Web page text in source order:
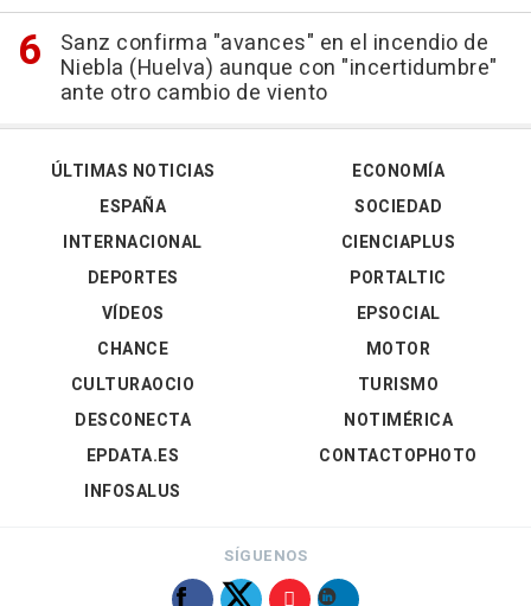
Sanz confirma "avances" en el incendio de
Niebla (Huelva) aunque con "incertidumbre"
ante otro cambio de viento
ÚLTIMAS NOTICIAS
ESPAÑA
INTERNACIONAL
DEPORTES
VÍDEOS
ECONOMÍA
SOCIEDAD
CIENCIAPLUS
PORTALTIC
EPSOCIAL
CHANCE
CULTURAOCIO
DESCONECTA
EPDATA.ES
INFOSALUS
MOTOR
TURISMO
NOTIMÉRICA
CONTACTOPHOTO
SÍGUENOS